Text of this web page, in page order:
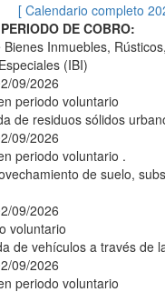
[ Calendario completo
DE COBRO:
Inmuebles,
(IBI)
09/2026
periodo voluntario
de residuos sólidos
09/2026
periodo voluntario .
de suelo,
09/2026
voluntario
de vehículos a través de
09/2026
periodo voluntario